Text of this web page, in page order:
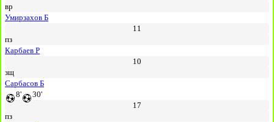
вр
Умирзахов Б
11
пз
Карбаев Р
10
зщ
Сарбасов Б
8'
30'
17
пз